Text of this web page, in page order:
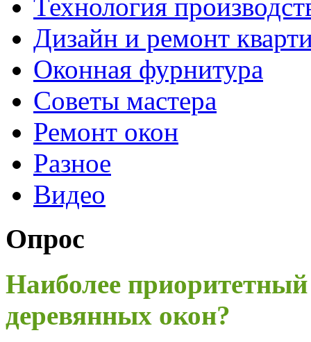
Технология
Дизайн и ремонт
Оконная фурнитура
Советы мастера
Ремонт окон
Разное
Видео
Опрос
Наиболее
деревянных окон?